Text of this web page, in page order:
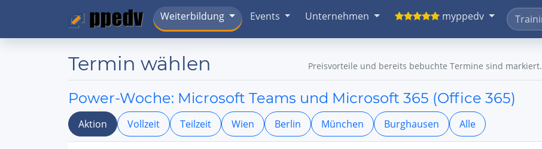
Weiterbildung Events Unternehmen myppedv
Termin wählen Preisvorteile und bereits bebuchte Termine sind markiert.
Power-Woche: Microsoft Teams und Microsoft 365 (Office 365)
Aktion Vollzeit Teilzeit Wien Berlin München Burghausen Alle